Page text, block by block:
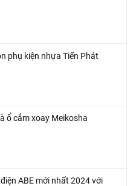
phụ kiện nhựa Tiến Phát
ổ cắm xoay Meikosha
ABE mới nhất 2024 với